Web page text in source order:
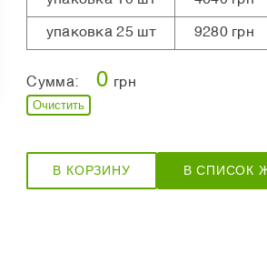
упаковка 25 шт 9280 грн
Сумма: 0 грн
Очистить
В КОРЗИНУ В СПИСОК